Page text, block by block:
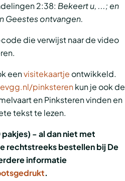
2:38: Bekeert u, ...; en
Geestes ontvangen.
die verwijst naar de video
eenvisitekaartje ontwikkeld.
evgg.nl/pinksterenkun je ook de
en Pinksteren vinden en
tekst te lezen.
- al dan niet met
rechtstreeks bestellen bij De
informatie
.